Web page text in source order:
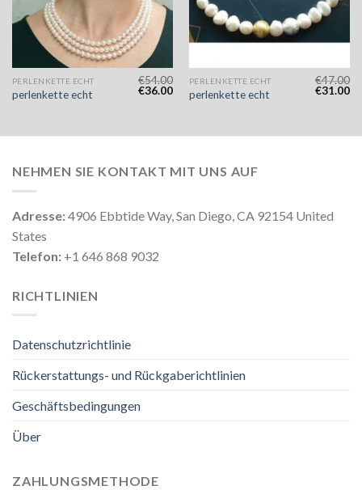
PERLENKETTE ECHT
perlenkette echt
€54.00
€36.00
PERLENKETTE ECHT
perlenkette echt
€47.00
€31.00
NEHMEN SIE KONTAKT MIT UNS AUF
Adresse:4906 Ebbtide Way, San Diego, CA 92154 United
States
Telefon: +1 646 868 9032
RICHTLINIEN
Datenschutzrichtlinie
Rückerstattungs- und Rückgaberichtlinien
Geschäftsbedingungen
Über
ZAHLUNGSMETHODE